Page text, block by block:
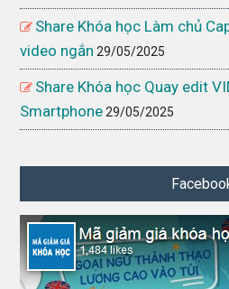
Share Khóa học Làm chủ
video ngắn 29/05/2025
Share Khóa học Quay edit
Smartphone 29/05/2025